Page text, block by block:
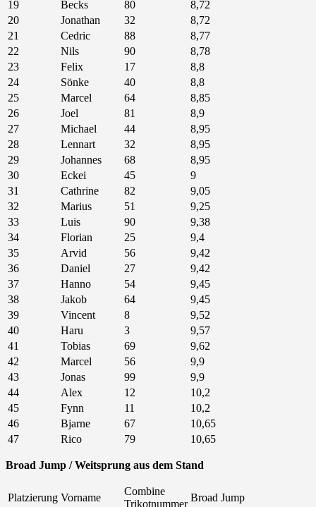
19
Becks 80
8,72
20
Jonathan 32
8,72
21
Cedric 88
8,77
22
Nils 90
8,78
23
Felix 17
8,8
24
Sönke 40
8,8
25
Marcel 64
8,85
26
Joel 81
8,9
27
Michael 44
8,95
28
Lennart 32
8,95
29
Johannes 68
8,95
30
Eckei 45
9
31
Cathrine 82
9,05
32
Marius 51
9,25
33
Luis 90
9,38
34
Florian 25
9,4
35
Arvid 56
9,42
36
Daniel 27
9,42
37
Hanno 54
9,45
38
Jakob 64
9,45
39
Vincent 8
9,52
40
Haru 3
9,57
41
Tobias 69
9,62
42
Marcel 56
9,9
43
Jonas 99
9,9
44
Alex 12
10,2
45
Fynn 11
10,2
46
Bjarne 67
10,65
47
Rico 79 10,65
Broad Jump / Weitsprung aus dem Stand
Platzierung Vorname
Combine
Trikotnummer
Broad Jump